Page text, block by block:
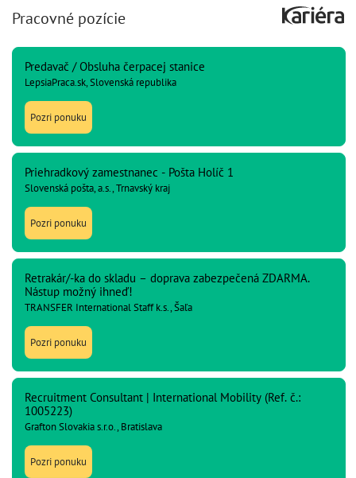
Pracovné pozície
Predavač / Obsluha čerpacej stanice
LepsiaPraca.sk, Slovenská republika
Pozri ponuku
Priehradkový zamestnanec - Pošta Holíč 1
Slovenská pošta, a.s., Trnavský kraj
Pozri ponuku
Retrakár/-ka do skladu – doprava zabezpečená ZDARMA.
Nástup možný ihneď!
TRANSFER International Staff k.s., Šaľa
Pozri ponuku
Recruitment Consultant | International Mobility (Ref. č.:
1005223)
Grafton Slovakia s.r.o., Bratislava
Pozri ponuku